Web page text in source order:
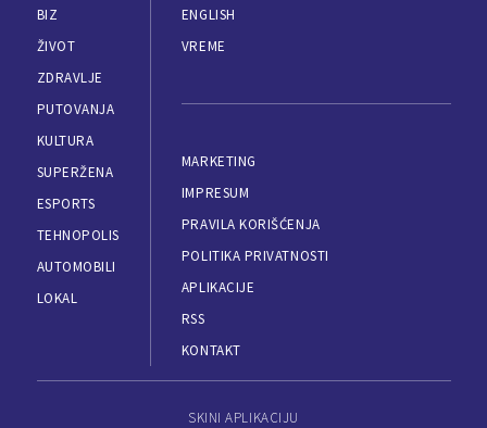
BIZ
ŽIVOT
ZDRAVLJE
PUTOVANJA
KULTURA
SUPERŽENA
ESPORTS
TEHNOPOLIS
AUTOMOBILI
LOKAL
ENGLISH
VREME
MARKETING
IMPRESUM
PRAVILA KORIŠĆENJA
POLITIKA PRIVATNOSTI
APLIKACIJE
RSS
KONTAKT
SKINI APLIKACIJU